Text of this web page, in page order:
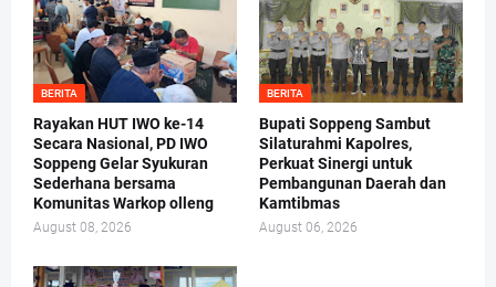
BERITA
Rayakan HUT IWO ke-14
Secara Nasional, PD IWO
Soppeng Gelar Syukuran
Sederhana bersama
Komunitas Warkop olleng
August 08, 2026
BERITA
Bupati Soppeng Sambut
Silaturahmi Kapolres,
Perkuat Sinergi untuk
Pembangunan Daerah dan
Kamtibmas
August 06, 2026